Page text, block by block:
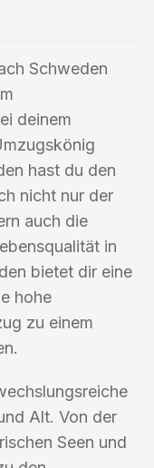
Schweden
deinem
hast du den
nicht nur der
auch die
in
bietet dir eine
hohe
zu einem
Alt. Von der
Seen und